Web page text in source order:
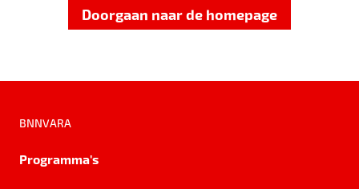
Doorgaan naar de homepage
BNNVARA
Programma's